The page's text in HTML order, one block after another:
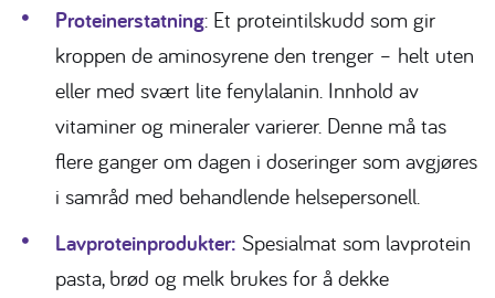
Proteinerstatning: Et proteintilskudd som gir
kroppen de aminosyrene den trenger – helt uten
eller med svært lite fenylalanin. Innhold av
vitaminer og mineraler varierer. Denne må tas
flere ganger om dagen i doseringer som avgjøres
i samråd med behandlende helsepersonell.
Lavproteinprodukter: Spesialmat som lavprotein
pasta, brød og melk brukes for å dekke